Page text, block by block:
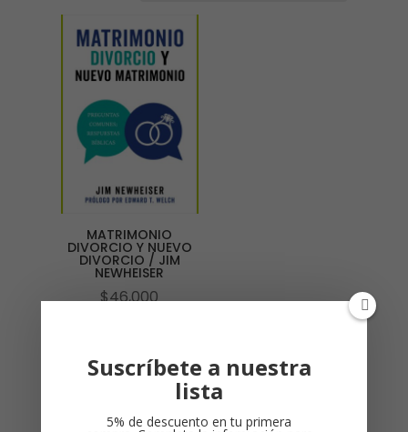
MATRIMONIO
DIVORCIO Y NUEVO
DIVORCIO / JIM
NEWHEISER
$46,000
Suscríbete a nuestra
lista
5% de descuento en tu primera